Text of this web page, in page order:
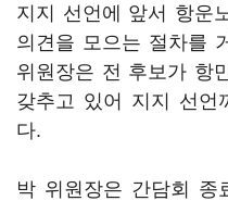
지지 선언에 앞서 항운
의견을 모으는 절차를
위원장은 전 후보가 항
갖추고 있어 지지 선언
다.
박 위원장은 간담회 종